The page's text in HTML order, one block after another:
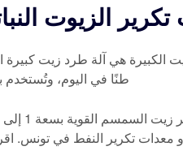
الزيوت
طنًا في اليوم،
تكرير النفط في تونس. اقرأ